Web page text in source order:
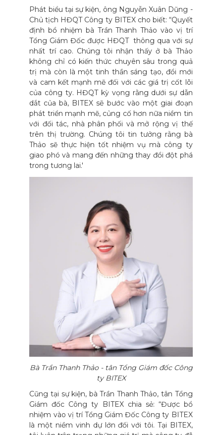
Phát biểu tại sự kiện, ông Nguyễn Xuân Dũng -
Chủ tịch HĐQT Công ty BITEX cho biết: “Quyết
định bổ nhiệm bà Trần Thanh Thảo vào vị trí
Tổng Giám Đốc được HĐQT thông qua với sự
nhất trí cao. Chúng tôi nhận thấy ở bà Thảo
không chỉ có kiến thức chuyên sâu trong quả
trị mà còn là một tinh thần sáng tạo, đổi mới
và cam kết mạnh mẽ đối với các giá trị cốt lõi
của công ty. HĐQT kỳ vọng rằng dưới sự dẫn
dắt của bà, BITEX sẽ bước vào một giai đoạn
phát triển mạnh mẽ, củng cố hơn nữa niềm tin
với đối tác, nhà phân phối và mở rộng vị thế
trên thị trường. Chúng tôi tin tưởng rằng bà
Thảo sẽ thực hiện tốt nhiệm vụ mà công ty
giao phó và mang đến những thay đổi đột phá
trong tương lai.'
Bà Trần Thanh Thảo - tân Tổng Giám đốc Công
ty BITEX
Cũng tại sự kiện, bà Trần Thanh Thảo, tân Tổng
Giám đốc Công ty BITEX chia sẻ: “Được bổ
nhiệm vào vị trí Tổng Giám Đốc Công ty BITEX
là một niềm vinh dự lớn đối với tôi. Tại BITEX,